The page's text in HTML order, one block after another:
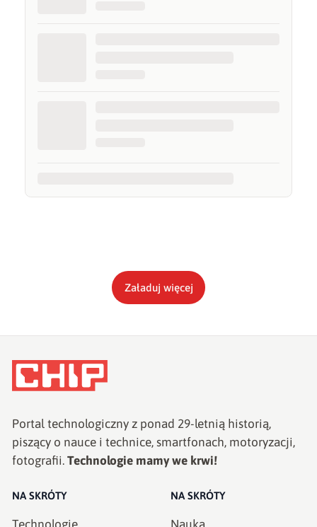
Załaduj więcej
Portal technologiczny z ponad 29-letnią historią,
piszący o nauce i technice, smartfonach, motoryzacji,
fotografii. Technologie mamy we krwi!
NA SKRÓTY
Technologie
NA SKRÓTY
Nauka